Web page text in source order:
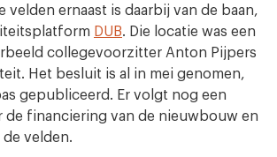
velden ernaast is daarbij van de baan,
DUB. Die locatie was een
collegevoorzitter Anton Pijpers
Het besluit is al in mei genomen,
gepubliceerd. Er volgt nog een
de financiering van de nieuwbouw en
velden.